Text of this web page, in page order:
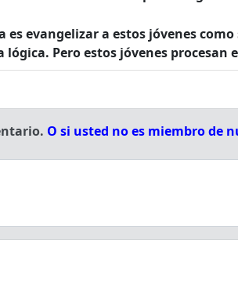
es evangelizar a estos jóvenes
Pero estos jóvenes
O si usted no es miembro de